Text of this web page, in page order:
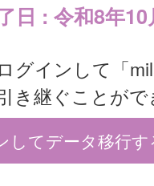
日 : 令和8年10
グインして「
き継ぐことが
してデータ移行す